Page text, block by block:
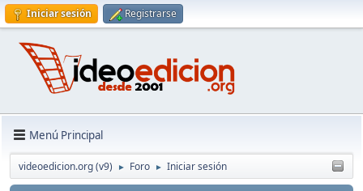
Iniciar sesión Registrarse
Menú Principal
videoedicion.org (v9) ► Foro ► Iniciar sesión